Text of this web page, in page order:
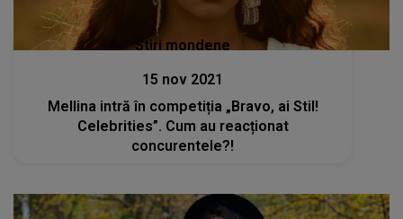
Stiri mondene
15 nov 2021
Mellina intră în competiția „Bravo, ai Stil!
Celebrities”. Cum au reacționat
concurentele?!